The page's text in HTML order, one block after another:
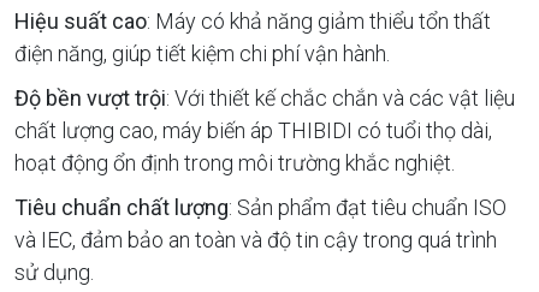
Hiệu suất cao: Máy có khả năng giảm thiểu tổn thất
điện năng, giúp tiết kiệm chi phí vận hành.
Độ bền vượt trội: Với thiết kế chắc chắn và các vật liệu
chất lượng cao, máy biến áp THIBIDI có tuổi thọ dài,
hoạt động ổn định trong môi trường khắc nghiệt.
Tiêu chuẩn chất lượng: Sản phẩm đạt tiêu chuẩn ISO
và IEC, đảm bảo an toàn và độ tin cậy trong quá trình
sử dụng.